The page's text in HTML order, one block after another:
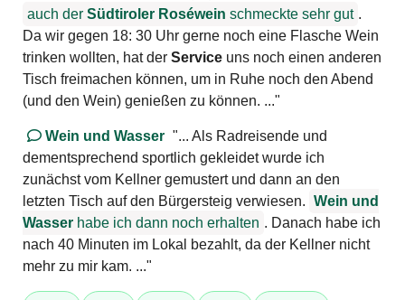
auch der Südtiroler Roséwein schmeckte sehr gut .
Da wir gegen 18: 30 Uhr gerne noch eine Flasche Wein
trinken wollten, hat der Service uns noch einen anderen
Tisch freimachen können, um in Ruhe noch den Abend
(und den Wein) genießen zu können. ..."
Wein und Wasser "... Als Radreisende und
dementsprechend sportlich gekleidet wurde ich
zunächst vom Kellner gemustert und dann an den
letzten Tisch auf den Bürgersteig verwiesen. Wein und
Wasser habe ich dann noch erhalten . Danach habe ich
nach 40 Minuten im Lokal bezahlt, da der Kellner nicht
mehr zu mir kam. ..."